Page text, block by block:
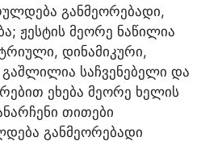
განმეორებადი,
ჟესტის მეორე ნაწილია
დინამიკური,
საჩვენებელი და
ეხება მეორე ხელის
თითები
განმეორებადი